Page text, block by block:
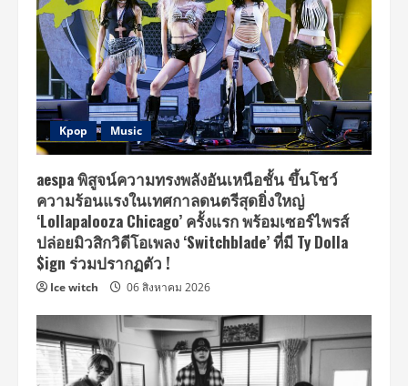
Kpop Music
aespa พิสูจน์ความทรงพลังอันเหนือชั้น ขึ้นโชว์
ความร้อนแรงในเทศกาลดนตรีสุดยิ่งใหญ่
‘Lollapalooza Chicago’ ครั้งแรก พร้อมเซอร์ไพรส์
ปล่อยมิวสิกวิดีโอเพลง ‘Switchblade’ ที่มี Ty Dolla
$ign ร่วมปรากฏตัว !
Ice witch 06 สิงหาคม 2026